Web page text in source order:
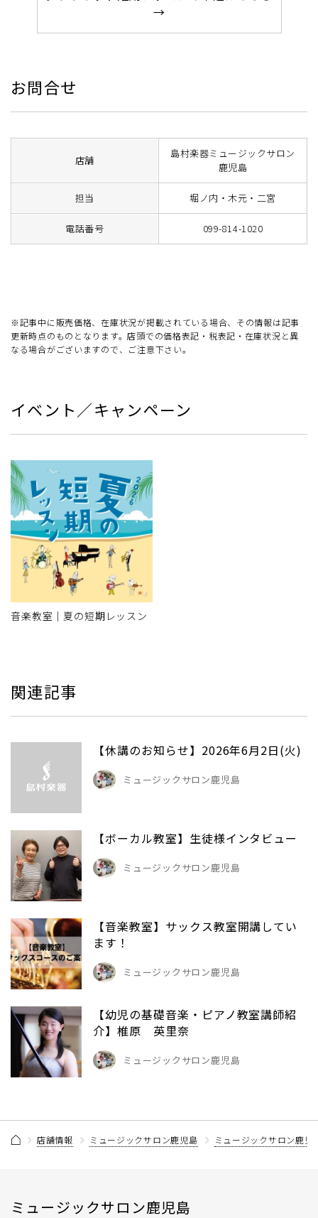
→
お問合せ
店舗
島村楽器ミュージックサロン
鹿児島
担当 堀ノ内・木元・二宮
電話番号 099-814-1020
※記事中に販売価格、在庫状況が掲載されている場合、その情報は記事
更新時点のものとなります。店頭での価格表記・税表記・在庫状況と異
なる場合がございますので、ご注意下さい。
イベント／キャンペーン
音楽教室｜夏の短期レッスン
関連記事
【休講のお知らせ】2026年6月2日(火)
ミュージックサロン鹿児島
【ボーカル教室】生徒様インタビュー
ミュージックサロン鹿児島
【音楽教室】サックス教室開講してい
ます！
ミュージックサロン鹿児島
【幼児の基礎音楽・ピアノ教室講師紹
介】椎原 英里奈
ミュージックサロン鹿児島
店舗情報 ミュージックサロン鹿児島 ミュージックサロン鹿
ミュージックサロン鹿児島